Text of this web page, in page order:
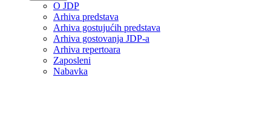
O JDP
Arhiva predstava
Arhiva gostujućih predstava
Arhiva gostovanja JDP-a
Arhiva repertoara
Zaposleni
Nabavka